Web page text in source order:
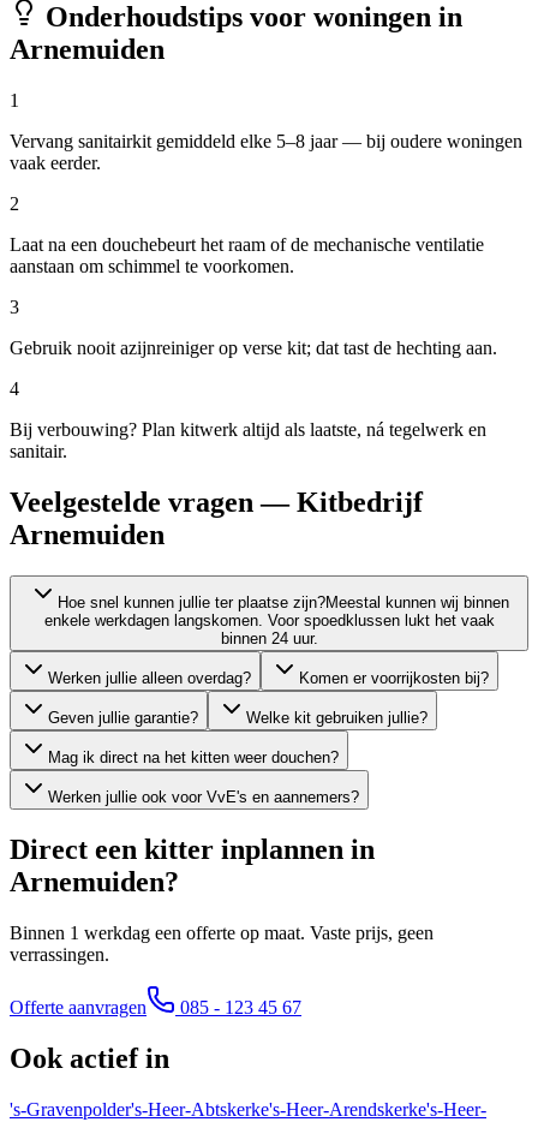
Onderhoudstips voor woningen in
Arnemuiden
1
Vervang sanitairkit gemiddeld elke 5–8 jaar — bij oudere woningen
vaak eerder.
2
Laat na een douchebeurt het raam of de mechanische ventilatie
aanstaan om schimmel te voorkomen.
3
Gebruik nooit azijnreiniger op verse kit; dat tast de hechting aan.
4
Bij verbouwing? Plan kitwerk altijd als laatste, ná tegelwerk en
sanitair.
Veelgestelde vragen — Kitbedrijf
Arnemuiden
Hoe snel kunnen jullie ter plaatse zijn?Meestal kunnen wij binnen
enkele werkdagen langskomen. Voor spoedklussen lukt het vaak
binnen 24 uur.
Werken jullie alleen overdag? Komen er voorrijkosten bij?
Geven jullie garantie? Welke kit gebruiken jullie?
Mag ik direct na het kitten weer douchen?
Werken jullie ook voor VvE's en aannemers?
Direct een kitter inplannen in
Arnemuiden?
Binnen 1 werkdag een offerte op maat. Vaste prijs, geen
verrassingen.
Offerte aanvragen 085 - 123 45 67
Ook actief in
's-Gravenpolder's-Heer-Abtskerke's-Heer-Arendskerke's-Heer-